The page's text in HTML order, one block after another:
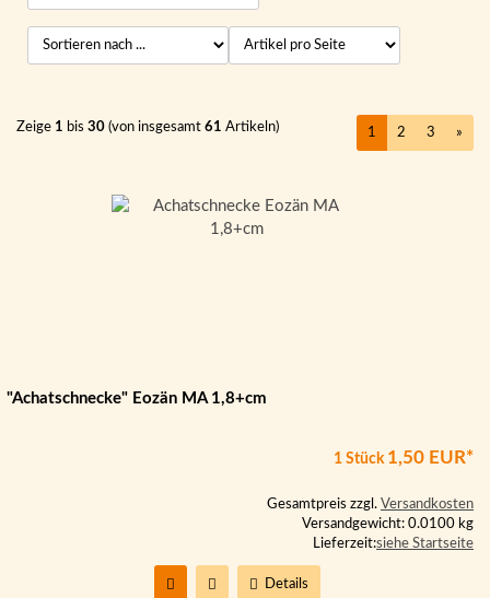
Zeige 1 bis 30 (von insgesamt 61 Artikeln) 1 2 3 »
"Achatschnecke" Eozän MA 1,8+cm
1 Stück 1,50 EUR*
Gesamtpreis zzgl. Versandkosten
Versandgewicht: 0.0100 kg
Lieferzeit:siehe Startseite
Details